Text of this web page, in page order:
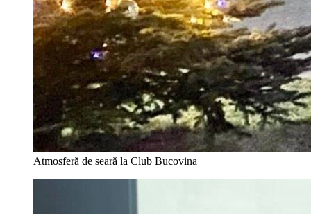
Atmosferă de seară la Club Bucovina